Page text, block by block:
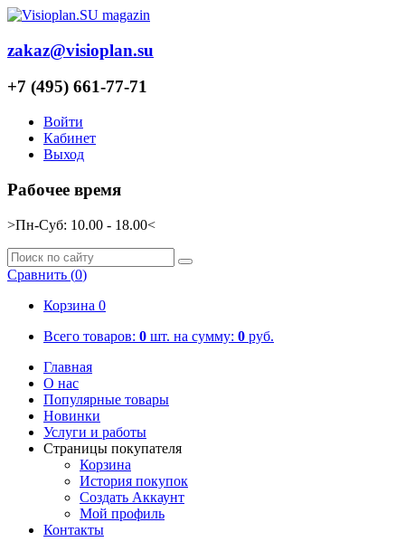
zakaz@visioplan.su
+7 (495) 661-77-71
Войти
Кабинет
Выход
Рабочее время
>Пн-Суб: 10.00 - 18.00<
Сравнить (0)
Корзина 0
Всего товаров: 0 шт. на сумму: 0 руб.
Главная
О нас
Популярные товары
Новинки
Услуги и работы
Страницы покупателя
Корзина
История покупок
Создать Аккаунт
Мой профиль
Контакты